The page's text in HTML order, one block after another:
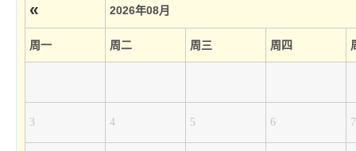
« 2026年08月
周一 周二 周三 周四
3 4 5 6 7